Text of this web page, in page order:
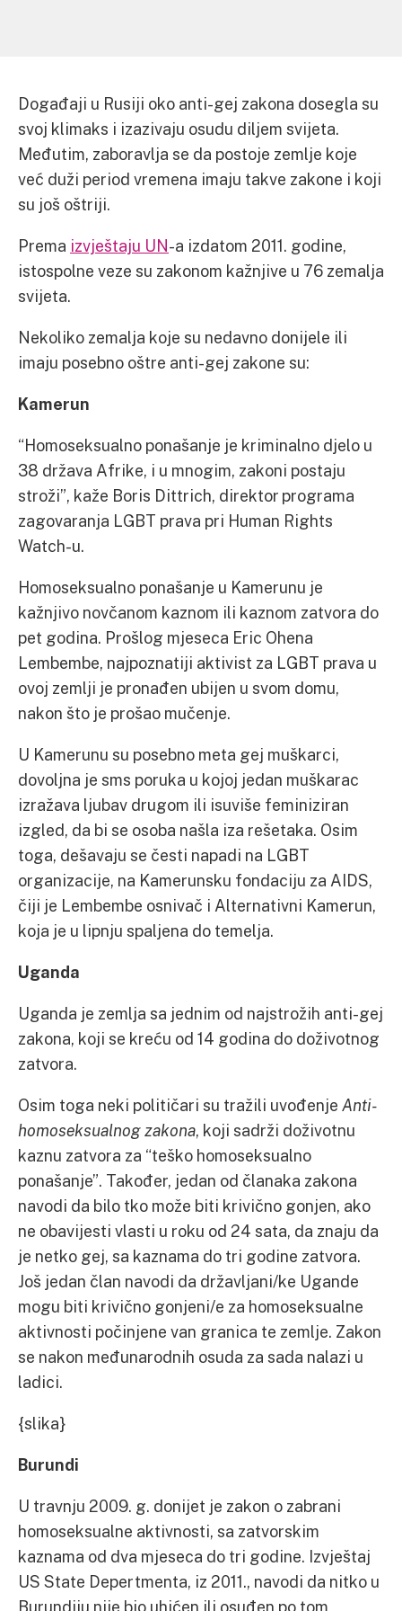
Događaji u Rusiji oko anti-gej zakona dosegla su
svoj klimaks i izazivaju osudu diljem svijeta.
Međutim, zaboravlja se da postoje zemlje koje
već duži period vremena imaju takve zakone i koji
su još oštriji.
Prema izvještaju UN-a izdatom 2011. godine,
istospolne veze su zakonom kažnjive u 76 zemalja
svijeta.
Nekoliko zemalja koje su nedavno donijele ili
imaju posebno oštre anti-gej zakone su:
Kamerun
“Homoseksualno ponašanje je kriminalno djelo u
38 država Afrike, i u mnogim, zakoni postaju
stroži”, kaže Boris Dittrich, direktor programa
zagovaranja LGBT prava pri Human Rights
Watch-u.
Homoseksualno ponašanje u Kamerunu je
kažnjivo novčanom kaznom ili kaznom zatvora do
pet godina. Prošlog mjeseca Eric Ohena
Lembembe, najpoznatiji aktivist za LGBT prava u
ovoj zemlji je pronađen ubijen u svom domu,
nakon što je prošao mučenje.
U Kamerunu su posebno meta gej muškarci,
dovoljna je sms poruka u kojoj jedan muškarac
izražava ljubav drugom ili isuviše feminiziran
izgled, da bi se osoba našla iza rešetaka. Osim
toga, dešavaju se česti napadi na LGBT
organizacije, na Kamerunsku fondaciju za AIDS,
čiji je Lembembe osnivač i Alternativni Kamerun,
koja je u lipnju spaljena do temelja.
Uganda
Uganda je zemlja sa jednim od najstrožih anti-gej
zakona, koji se kreću od 14 godina do doživotnog
zatvora.
Osim toga neki političari su tražili uvođenje Anti-
homoseksualnog zakona, koji sadrži doživotnu
kaznu zatvora za “teško homoseksualno
ponašanje”. Također, jedan od članaka zakona
navodi da bilo tko može biti krivično gonjen, ako
ne obavijesti vlasti u roku od 24 sata, da znaju da
je netko gej, sa kaznama do tri godine zatvora.
Još jedan član navodi da državljani/ke Ugande
mogu biti krivično gonjeni/e za homoseksualne
aktivnosti počinjene van granica te zemlje. Zakon
se nakon međunarodnih osuda za sada nalazi u
ladici.
{slika}
Burundi
U travnju 2009. g. donijet je zakon o zabrani
homoseksualne aktivnosti, sa zatvorskim
kaznama od dva mjeseca do tri godine. Izvještaj
US State Depertmenta, iz 2011., navodi da nitko u
Burundiju nije bio uhićen ili osuđen po tom